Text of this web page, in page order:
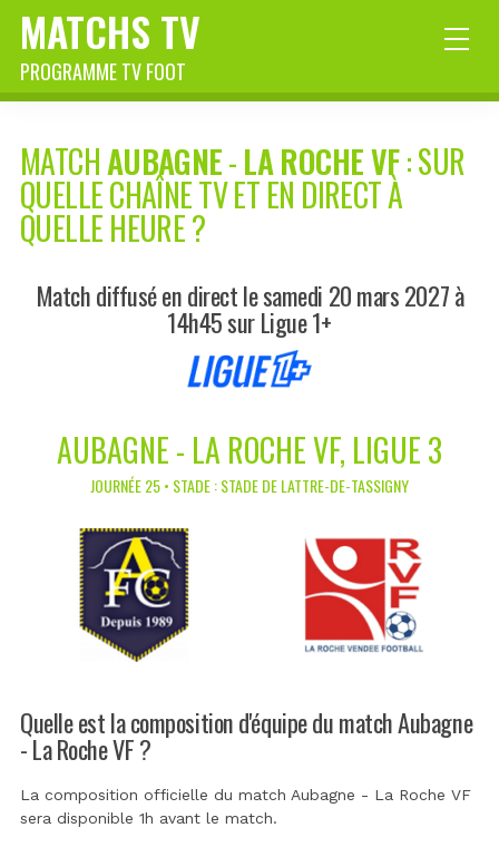
MATCHS TV
PROGRAMME TV FOOT
MATCHAUBAGNE-LA ROCHE VF: SUR
QUELLE CHAÎNE TV ET EN DIRECT À
QUELLE HEURE ?
Match diffusé en direct le samedi 20 mars 2027 à
14h45 sur Ligue 1+
AUBAGNE - LA ROCHE VF, LIGUE 3
JOURNÉE 25 • STADE : STADE DE LATTRE-DE-TASSIGNY
Quelle est la composition d'équipe du match Aubagne
- La Roche VF ?
La composition officielle du match Aubagne - La Roche VF
sera disponible 1h avant le match.